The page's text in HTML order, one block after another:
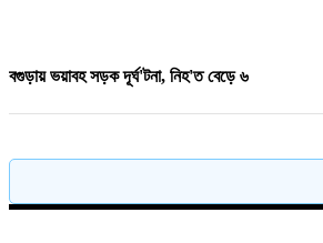
বগুড়ায় ভয়াবহ সড়ক দূর্ঘ'টনা, নিহ'ত বেড়ে ৬
নোয়াখালী চৌমুহনীতে বিএনপি নেতাকে গুলি,লাগল